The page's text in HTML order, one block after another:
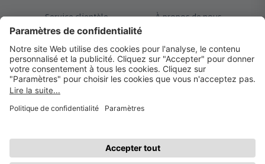
Service clientèle
À propos de nous
Retours
Contact
FAQ
Garanties
Mode de paiement
Magazine
Mentions légales
© 2026 Cadeaux d’Affaires ADLER
| Politique de Confidentialité